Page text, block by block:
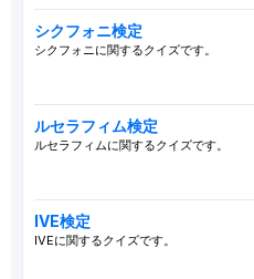
シクフォニ検定
シクフォニに関するクイズです。
ルセラフィム検定
ルセラフィムに関するクイズです。
IVE検定
IVEに関するクイズです。